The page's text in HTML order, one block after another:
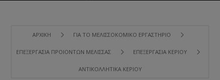
ΑΡΧΙΚΉ ΓΙΑ ΤΟ ΜΕΛΙΣΣΟΚΟΜΙΚΌ ΕΡΓΑΣΤΉΡΙΟ
ΕΠΕΞΕΡΓΑΣΊΑ ΠΡΟΙΌΝΤΩΝ ΜΈΛΙΣΣΑΣ ΕΠΕΞΕΡΓΑΣΊΑ ΚΕΡΙΟΎ
ΑΝΤΙΚΟΛΛΗΤΙΚΆ ΚΕΡΙΟΎ